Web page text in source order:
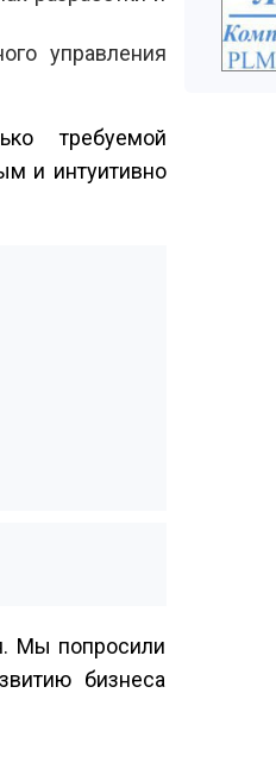
управления
требуемой
и интуитивно
Мы попросили
бизнеса